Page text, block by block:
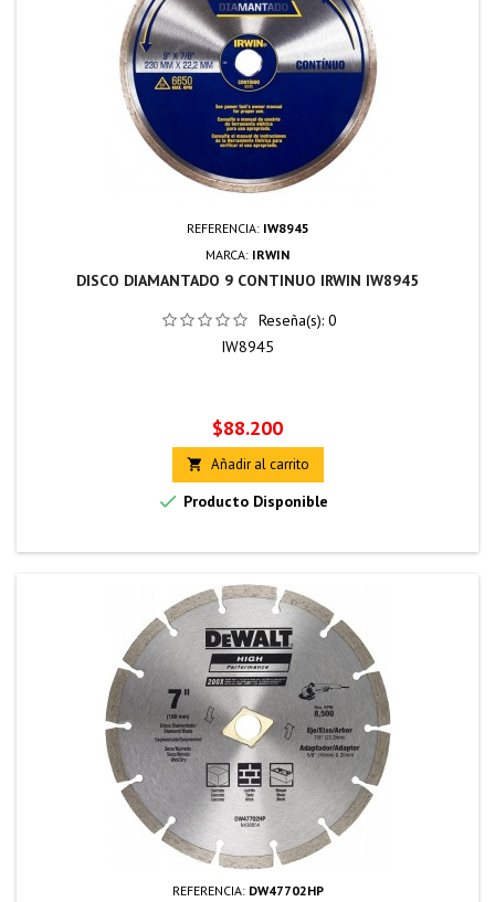
REFERENCIA: IW8945
MARCA: IRWIN
DISCO DIAMANTADO 9 CONTINUO IRWIN IW8945
Reseña(s): 0
IW8945
Precio
$88.200
 Añadir al carrito
 Producto Disponible
REFERENCIA: DW47702HP